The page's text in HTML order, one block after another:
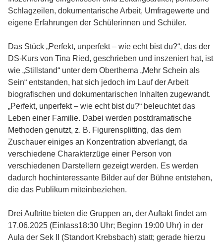
Schlagzeilen, dokumentarische Arbeit, Umfragewerte und
eigene Erfahrungen der Schülerinnen und Schüler.
Das Stück „Perfekt, unperfekt – wie echt bist du?“, das der
DS-Kurs von Tina Ried, geschrieben und inszeniert hat, ist
wie „Stillstand“ unter dem Oberthema „Mehr Schein als
Sein“ entstanden, hat sich jedoch im Lauf der Arbeit
biografischen und dokumentarischen Inhalten zugewandt.
„Perfekt, unperfekt – wie echt bist du?“ beleuchtet das
Leben einer Familie. Dabei werden postdramatische
Methoden genutzt, z. B. Figurensplitting, das dem
Zuschauer einiges an Konzentration abverlangt, da
verschiedene Charakterzüge einer Person von
verschiedenen Darstellern gezeigt werden. Es werden
dadurch hochinteressante Bilder auf der Bühne entstehen,
die das Publikum miteinbeziehen.
Drei Auftritte bieten die Gruppen an, der Auftakt findet am
17.06.2025 (Einlass18:30 Uhr; Beginn 19:00 Uhr) in der
Aula der Sek II (Standort Krebsbach) statt; gerade hierzu